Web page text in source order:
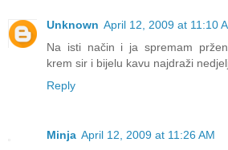
Unknown April 12, 2009 at 11:10
Na isti način i ja spremam
krem sir i bijelu kavu najdraži
Reply
Minja April 12, 2009 at 11:26 AM